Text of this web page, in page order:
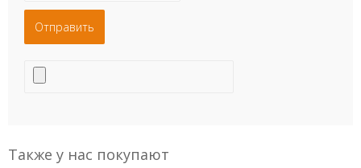
Также у нас покупают